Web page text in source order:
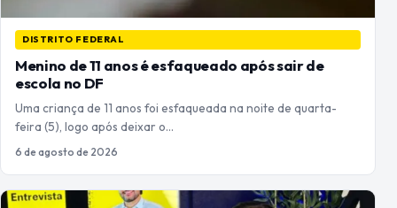
DISTRITO FEDERAL
Menino de 11 anos é esfaqueado após sair de
escola no DF
Uma criança de 11 anos foi esfaqueada na noite de quarta-
feira (5), logo após deixar o…
6 de agosto de 2026